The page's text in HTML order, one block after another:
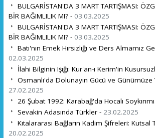
BULGARİSTAN'DA 3 MART TARTIŞMASI:
BİR BAĞIMLILIK MI? - 03.03.2025
BULGARİSTAN'DA 3 MART TARTIŞMASI:
BİR BAĞIMLILIK MI? - 03.03.2025
Batı'nın Emek Hırsızlığı ve Ders Almamız
02.03.2025
İlahi Bilginin Işığı: Kur'an-ı Kerim'in
Osmanlı'da Dolunayın Gücü ve Günümüze
27.02.2025
26 Şubat 1992: Karabağ'da Hocalı
Sevakin Adasında Türkler - 23.02.2025
Kıtalararası Bağların Kadim Şifreleri: Kutsal
20.02.2025